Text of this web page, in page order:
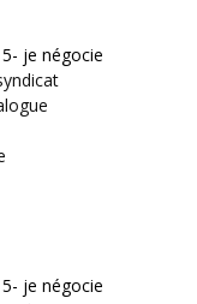
je négocie
je négocie